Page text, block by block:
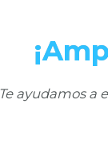
Te ayudamos a